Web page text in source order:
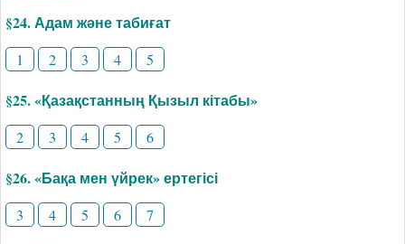
§24. Адам және табиғат
1 2 3 4 5
§25. «Қазақстанның Қызыл кітабы»
2 3 4 5 6
§26. «Бақа мен үйрек» ертегісі
3 4 5 6 7